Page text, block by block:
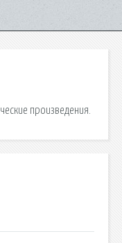
произведения.